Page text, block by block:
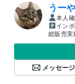
うー
本人
イン
総販売実
メッセー